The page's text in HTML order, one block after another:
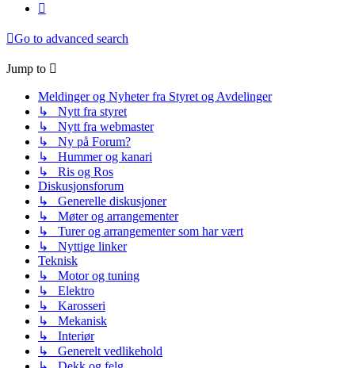
Go to advanced search
Jump to
Meldinger og Nyheter fra Styret og Avdelinger
↳ Nytt fra styret
↳ Nytt fra webmaster
↳ Ny på Forum?
↳ Hummer og kanari
↳ Ris og Ros
Diskusjonsforum
↳ Generelle diskusjoner
↳ Møter og arrangementer
↳ Turer og arrangementer som har vært
↳ Nyttige linker
Teknisk
↳ Motor og tuning
↳ Elektro
↳ Karosseri
↳ Mekanisk
↳ Interiør
↳ Generelt vedlikehold